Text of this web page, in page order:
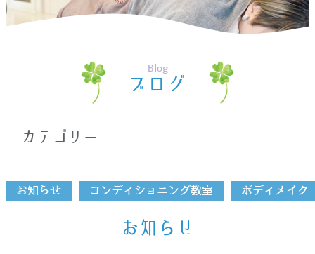
Blog
ブログ
カテゴリー
お知らせ コンディショニング教室 ボディメイク
お知らせ